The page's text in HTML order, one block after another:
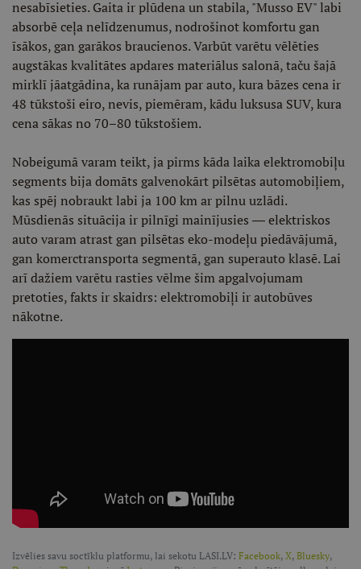
nesabīsieties. Gaita ir plūdena un stabila, "Musso EV" labi
absorbē ceļa nelīdzenumus, nodrošinot komfortu gan
īsākos, gan garākos braucienos. Varbūt varētu vēlēties
augstākas kvalitātes apdares materiālus salonā, taču šajā
mirklī jāatgādina, ka runājam par auto, kura bāzes cena ir
48 tūkstoši eiro, nevis, piemēram, kādu luksusa SUV, kura
cena sākas no 70–80 tūkstošiem.
Nobeigumā varam teikt, ja pirms kāda laika elektromobiļu
segments bija domāts galvenokārt pilsētas automobiļiem,
kas spēj nobraukt labi ja 100 km ar pilnu uzlādi.
Mūsdienās situācija ir pilnīgi mainījusies ― elektriskos
auto varam atrast gan pilsētas eko-modeļu piedāvājumā,
gan komerctransporta segmentā, gan superauto klasē. Lai
arī dažiem varētu rasties vēlme šim apgalvojumam
pretoties, fakts ir skaidrs: elektromobiļi ir autobūves
nākotne.
Izvēlies savu soctīklu platformu, lai sekotu LASI.LV: Facebook, X, Bluesky,